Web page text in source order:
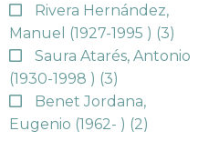
Rivera Hernández,
Manuel (1927-1995 ) (3)
Saura Atarés, Antonio
(1930-1998 ) (3)
Benet Jordana,
Eugenio (1962- ) (2)